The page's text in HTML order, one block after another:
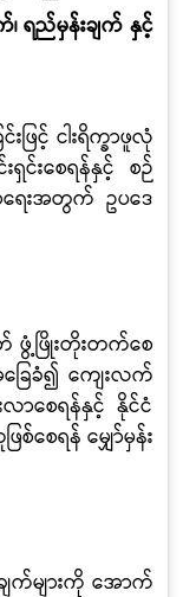
က်၊ ရည်မှန်းချက် နှင့်
ဖြင့် ငါးရိက္ခာဖူလုံ
င်းစေရန်နှင့် စဉ်
ရေးအတွက် ဥပဒေ
ဖွံ့ဖြိုးတိုးတက်စေ
ခြေခံ၍ ကျေးလက်
လာစေရန်နှင့် နိုင်ငံ
စေရန် မျှော်မှန်း
ျက်များကို အောက်